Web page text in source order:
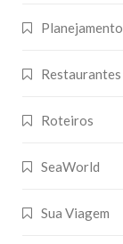
Planejamento
Restaurantes
Roteiros
SeaWorld
Sua Viagem